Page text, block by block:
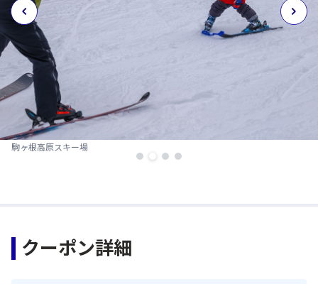
駒ヶ根高原スキー場
クーポン詳細